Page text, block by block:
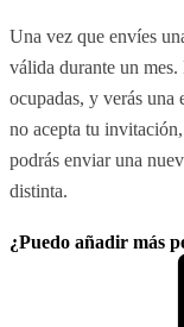
Una vez que envíes
válida durante un mes.
ocupadas, y verás
no acepta tu
podrás enviar una
distinta.
¿Puedo añadir más